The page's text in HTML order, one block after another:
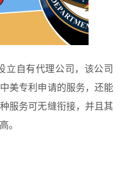
立自有代理公司，该公司
美专利申请的服务，还能
服务可无缝衔接，并且其
。